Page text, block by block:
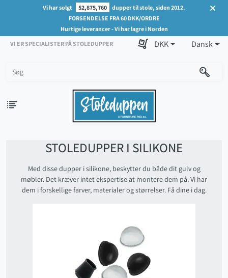
Vi har solgt 52,875,760
dupper til stole, siden 2012.
FORSENDELSE FRA 60 DKK/ORDRE
Hurtige leverancer - Vi har lagre i Norden
VI ER SPECIALISTER PÅ STOLEDUPPER
DKK Dansk
STOLEDUPPER I SILIKONE
Med disse dupper i silikone, beskytter du både dit gulv og
møbler. Det kræver intet ekspertise at montere dem på. Vi har
dem i forskellige farver, materialer og størrelser. Få dine i dag.